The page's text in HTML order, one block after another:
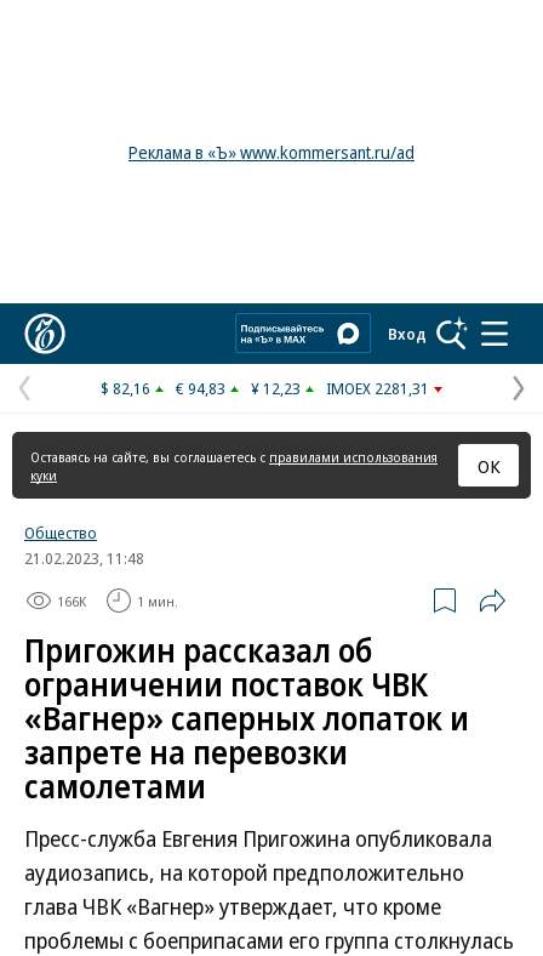
Реклама в «Ъ» www.kommersant.ru/ad
Вход
Предыдущая
страница
$ 82,16 € 94,83 ¥ 12,23 IMOEX 2281,31
Оставаясь на сайте, вы соглашаетесь с правилами использования
куки
ОК
Общество
21.02.2023, 11:48
166K 1 мин.
Пригожин рассказал об
ограничении поставок ЧВК
«Вагнер» саперных лопаток и
запрете на перевозки
самолетами
Пресс-служба Евгения Пригожина опубликовала
аудиозапись, на которой предположительно
глава ЧВК «Вагнер» утверждает, что кроме
проблемы с боеприпасами его группа столкнулась